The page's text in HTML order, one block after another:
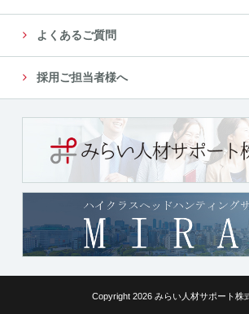
よくあるご質問
採用ご担当者様へ
Copyright 2026 みらい人材サポート株